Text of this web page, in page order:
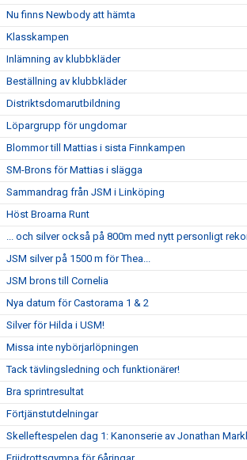
Nu finns Newbody att hämta
Klasskampen
Inlämning av klubbkläder
Beställning av klubbkläder
Distriktsdomarutbildning
Löpargrupp för ungdomar
Blommor till Mattias i sista Finnkampen
SM-Brons för Mattias i slägga
Sammandrag från JSM i Linköping
Höst Broarna Runt
... och silver också på 800m med nytt personligt
JSM silver på 1500 m för Thea...
JSM brons till Cornelia
Nya datum för Castorama 1 & 2
Silver för Hilda i USM!
Missa inte nybörjarlöpningen
Tack tävlingsledning och funktionärer!
Bra sprintresultat
Förtjänstutdelningar
Skelleftespelen dag 1: Kanonserie av Jonathan